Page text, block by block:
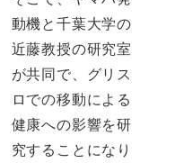
動機と千葉大学の
近藤教授の研究室
が共同で、グリス
ロでの移動による
健康への影響を研
究することになり